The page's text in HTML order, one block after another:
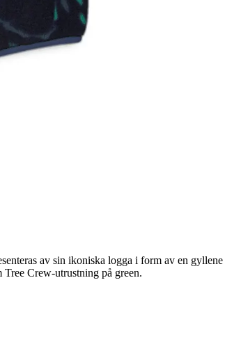
av sin ikoniska logga i form av en gyllene
Crew-utrustning på green.